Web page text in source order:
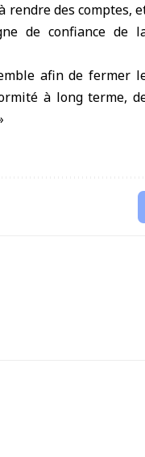
rendre des comptes,
de confiance de
afin de fermer
à long terme,